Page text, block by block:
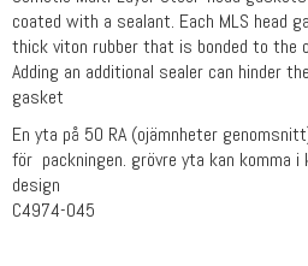
coated with a sealant. Each MLS head
thick viton rubber that is bonded to the
Adding an additional sealer can hinder
gasket
En yta på 50 RA (ojämnheter
för packningen. grövre yta kan komma i
design
C4974-045